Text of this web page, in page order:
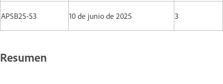
APSB25-53 10 de junio de 2025 3
Resumen